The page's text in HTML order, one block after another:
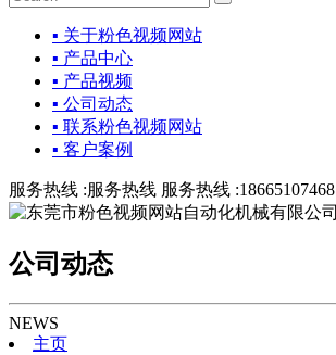
▪ 关于粉色视频网站
▪ 产品中心
▪ 产品视频
▪ 公司动态
▪ 联系粉色视频网站
▪ 客户案例
服务热线 :服务热线 服务热线 :18665107468
公司动态
NEWS
主页